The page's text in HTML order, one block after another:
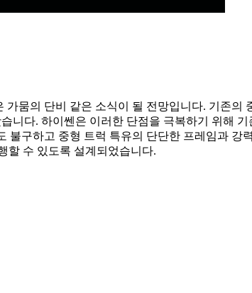
뭄의 단비 같은 소식이 될 전망입니다. 기존의
다. 하이쎈은 이러한 단점을 극복하기 위해
구하고 중형 트럭 특유의 단단한 프레임과 강
할 수 있도록 설계되었습니다.